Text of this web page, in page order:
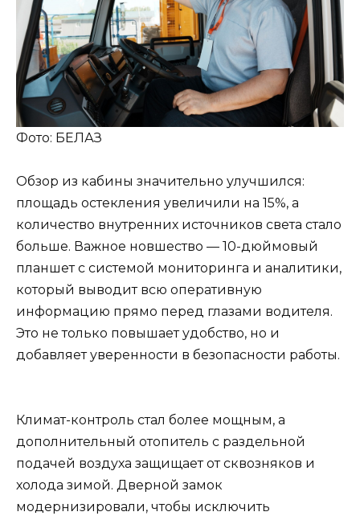
Фото: БЕЛАЗ
Обзор из кабины значительно улучшился:
площадь остекления увеличили на 15%, а
количество внутренних источников света стало
больше. Важное новшество — 10-дюймовый
планшет с системой мониторинга и аналитики,
который выводит всю оперативную
информацию прямо перед глазами водителя.
Это не только повышает удобство, но и
добавляет уверенности в безопасности работы.
Климат-контроль стал более мощным, а
дополнительный отопитель с раздельной
подачей воздуха защищает от сквозняков и
холода зимой. Дверной замок
модернизировали, чтобы исключить